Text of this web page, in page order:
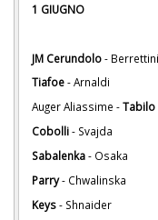
1 GIUGNO
JM Cerundolo- Berrettini
Tiafoe- Arnaldi
Auger Aliassime -Tabilo
Cobolli- Svajda
Sabalenka- Osaka
Parry- Chwalinska
Keys- Shnaider